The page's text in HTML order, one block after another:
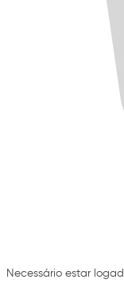
Necessário estar